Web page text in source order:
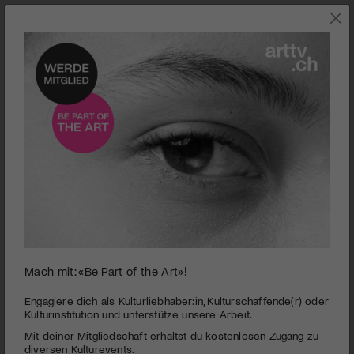
seconds
minutes,
seconds
PUBLIZIERT AM 19. DEZEMBER 2018
Die alljährliche Ausstellung findet unter dem Programm «Off
Mach mit: «Be Part of the Art»!
Engagiere dich als Kulturliebhaber:in, Kulturschaffende(r) oder
Kulturinstitution und unterstütze unsere Arbeit.
Mit deiner Mitgliedschaft erhältst du kostenlosen Zugang zu
diversen Kulturevents.